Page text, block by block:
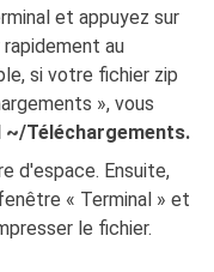
et appuyez sur
au
si votre fichier zip
», vous
~/Téléchargements.
d'espace. Ensuite,
« Terminal » et
le fichier.